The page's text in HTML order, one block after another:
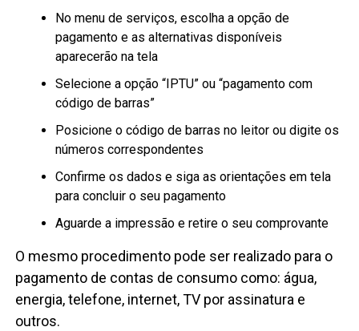
No menu de serviços, escolha a opção de
pagamento e as alternativas disponíveis
aparecerão na tela
Selecione a opção “IPTU” ou “pagamento com
código de barras”
Posicione o código de barras no leitor ou digite os
números correspondentes
Confirme os dados e siga as orientações em tela
para concluir o seu pagamento
Aguarde a impressão e retire o seu comprovante
O mesmo procedimento pode ser realizado para o
pagamento de contas de consumo como: água,
energia, telefone, internet, TV por assinatura e
outros.